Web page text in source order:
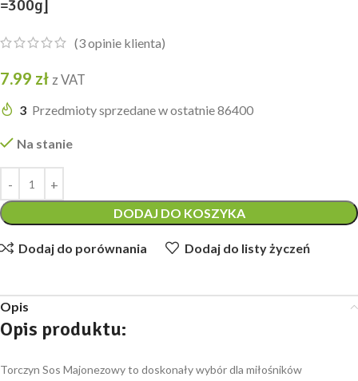
=300g]
(3opinie klienta)
7.99 zł z VAT
3 Przedmioty sprzedane w ostatnie 86400
Na stanie
DODAJ DO KOSZYKA
Dodaj do porównania Dodaj do listy życzeń
Opis
Opis produktu:
Torczyn Sos Majonezowy to doskonały wybór dla miłośników